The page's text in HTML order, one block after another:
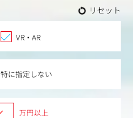
リセット
VR・AR
特に指定しない
万円以上